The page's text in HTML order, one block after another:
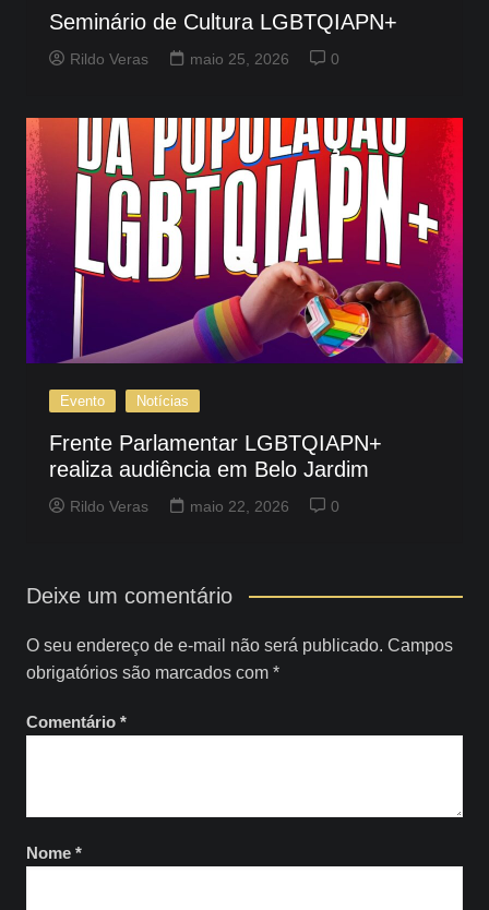
Seminário de Cultura LGBTQIAPN+
Rildo Veras maio 25, 2026 0
Evento Notícias
Frente Parlamentar LGBTQIAPN+
realiza audiência em Belo Jardim
Rildo Veras maio 22, 2026 0
Deixe um comentário
O seu endereço de e-mail não será publicado. Campos
obrigatórios são marcados com *
Comentário *
Nome *